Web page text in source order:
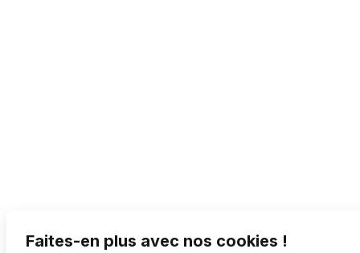
Faites-en plus avec nos cookies !